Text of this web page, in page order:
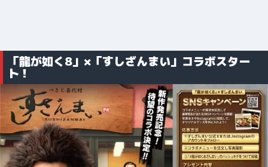
「龍が如く8」×「すしざんまい」コラボスター
ト！